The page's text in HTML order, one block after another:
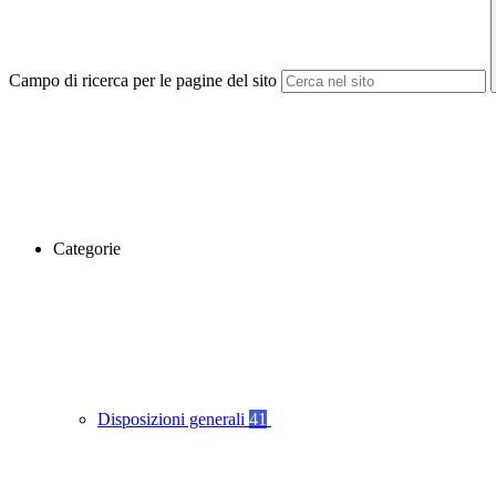
Campo di ricerca per le pagine del sito
Categorie
Disposizioni generali 41